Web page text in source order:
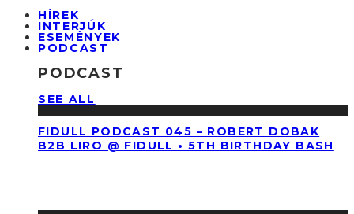
HÍREK
INTERJÚK
ESEMÉNYEK
PODCAST
PODCAST
SEE ALL
FIDULL PODCAST 045 – ROBERT DOBAK
B2B LIRO @ FIDULL • 5TH BIRTHDAY BASH